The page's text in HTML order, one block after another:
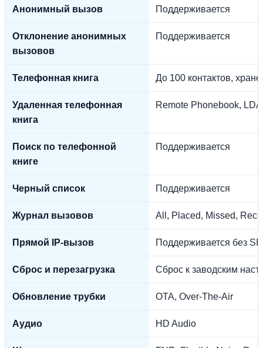
Анонимный вызов Поддерживается
Отклонение анонимных
вызовов
Поддерживается
Телефонная книга До 100 контактов,
Удаленная телефонная
книга
Remote Phonebook,
Поиск по телефонной
книге
Поддерживается
Черный список Поддерживается
Журнал вызовов All, Placed, Missed,
Прямой IP-вызов Поддерживается без
Сброс и перезагрузка Сброс к заводским
Обновление трубки OTA, Over-The-Air
Аудио HD Audio